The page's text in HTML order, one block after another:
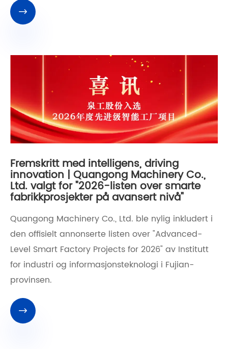

Fremskritt med intelligens, driving
innovation | Quangong Machinery Co.,
Ltd. valgt for "2026-listen over smarte
fabrikkprosjekter på avansert nivå"
Quangong Machinery Co., Ltd. ble nylig inkludert i
den offisielt annonserte listen over "Advanced-
Level Smart Factory Projects for 2026" av Institutt
for industri og informasjonsteknologi i Fujian-
provinsen.
